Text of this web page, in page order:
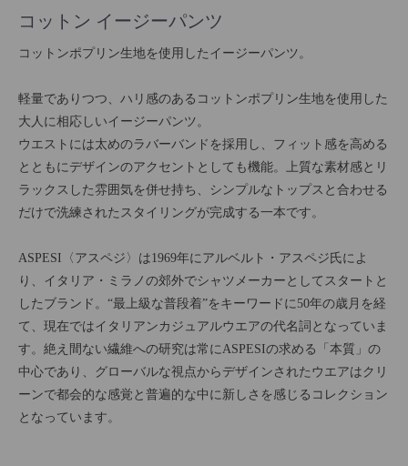
コットン イージーパンツ
コットンポプリン生地を使用したイージーパンツ。
軽量でありつつ、ハリ感のあるコットンポプリン生地を使用した
大人に相応しいイージーパンツ。
ウエストには太めのラバーバンドを採用し、フィット感を高める
とともにデザインのアクセントとしても機能。上質な素材感とリ
ラックスした雰囲気を併せ持ち、シンプルなトップスと合わせる
だけで洗練されたスタイリングが完成する一本です。
ASPESI〈アスペジ〉は1969年にアルベルト・アスペジ氏によ
り、イタリア・ミラノの郊外でシャツメーカーとしてスタートと
したブランド。“最上級な普段着”をキーワードに50年の歳月を経
て、現在ではイタリアンカジュアルウエアの代名詞となっていま
す。絶え間ない繊維への研究は常にASPESIの求める「本質」の
中心であり、グローバルな視点からデザインされたウエアはクリ
ーンで都会的な感覚と普遍的な中に新しさを感じるコレクション
となっています。